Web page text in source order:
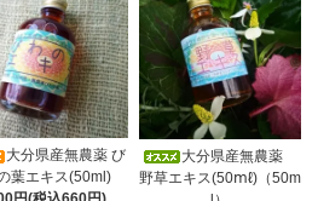
大分県産無農薬 び
葉エキス(50ml)
大分県産無農薬
野草エキス(50ⅿℓ)（50m